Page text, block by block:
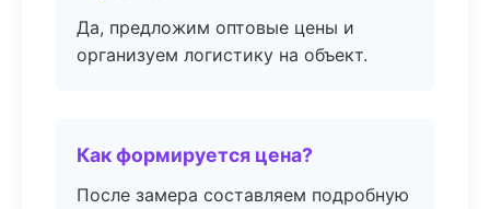
Да, предложим оптовые цены и
организуем логистику на объект.
Как формируется цена?
После замера составляем подробную